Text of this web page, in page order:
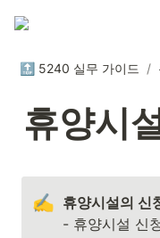
🔝 5240 실무 가이드 /
휴양시
✍️
- 휴양시설 신